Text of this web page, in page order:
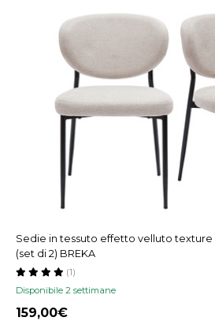
Sedie in tessuto effetto velluto
(set di 2) BREKA
Disponibile 2 settimane
(1)
159,00